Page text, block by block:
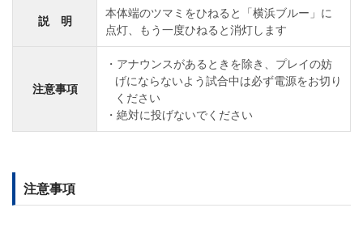
説 明
本体端のツマミをひねると「横浜ブルー」に
点灯、もう一度ひねると消灯します
注意事項
アナウンスがあるときを除き、プレイの妨
げにならないよう試合中は必ず電源をお切り
ください
絶対に投げないでください
注意事項